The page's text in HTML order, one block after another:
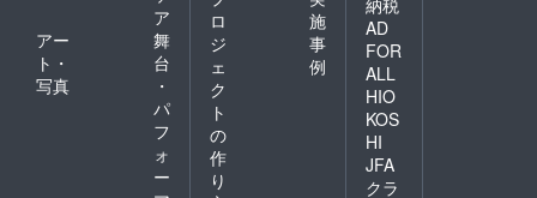
ア
アー
ト・
写真
舞
台
・
パ
フ
ォ
ー
ロ
ジ
ェ
ク
ト
の
作
り
施
事
例
AD
FOR
ALL
HIO
KOS
HI
JFA
クラ